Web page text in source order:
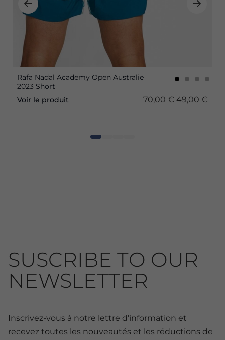
Rafa Nadal Academy Open Australie
2023 Short
Voir le produit
70,00 € 49,00 €
SUSCRIBE TO OUR
NEWSLETTER
Inscrivez-vous à notre lettre d'information et
recevez toutes les nouveautés et les réductions de